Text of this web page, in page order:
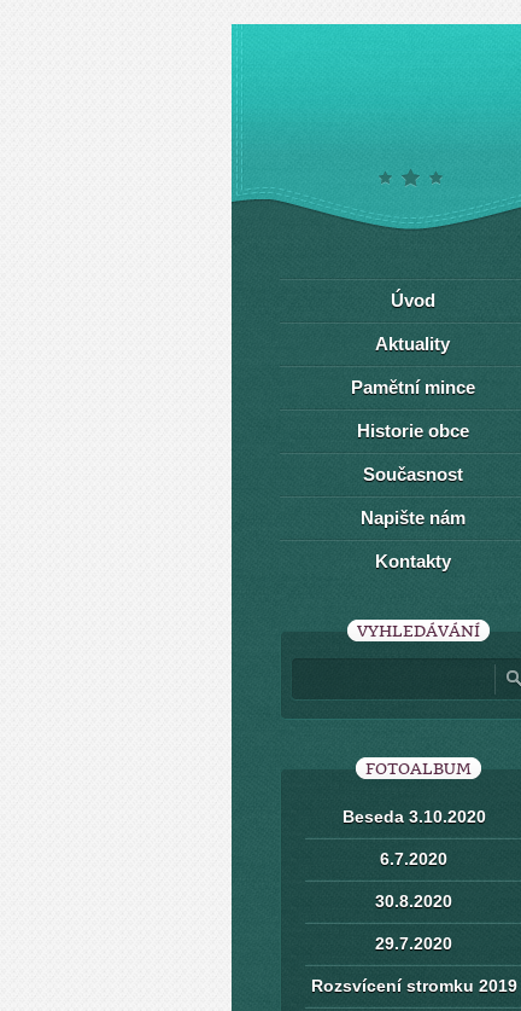
Úvod
Aktuality
Pamětní mince
Historie obce
Současnost
Napište nám
Kontakty
VYHLEDÁVÁNÍ
FOTOALBUM
Beseda 3.10.2020
6.7.2020
30.8.2020
29.7.2020
Rozsvícení stromku 2019